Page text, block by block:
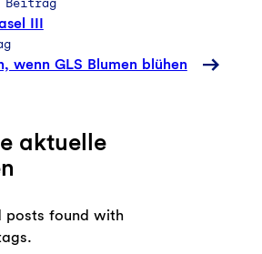
III
wenn GLS Blumen blühen
aktuelle
posts found with